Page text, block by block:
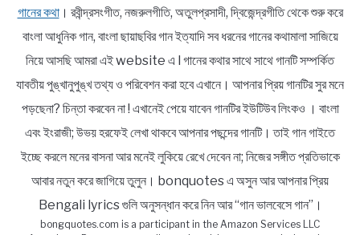
গানের কথা। রবীন্দ্রসংগীত, নজরুলগীতি, অতুলপ্রসাদী, দ্বিজেন্দ্রগীতি থেকে শুরু করে
বাংলা আধুনিক গান, বাংলা ছায়াছবির গান ইত্যাদি সব ধরনের গানের কথামালা সাজিয়ে
নিয়ে আসছি আমরা এই website এ l গানের কথার সাথে সাথে গানটি সম্পর্কিত
যাবতীয় পুঙ্খানুপুঙ্খ তথ্য ও পরিবেশন করা হবে এখানে। আপনার প্রিয় গানটির সুর মনে
পড়ছেনা? চিন্তা করবেন না ! এখানেই পেয়ে যাবেন গানটির ইউটিউব লিংকও । বাংলা
এবং ইংরাজী; উভয় হরফেই লেখা থাকবে আপনার পছন্দের গানটি। তাই গান গাইতে
ইচ্ছে করলে মনের বাসনা আর মনেই লুকিয়ে রেখে দেবেন না; নিজের সঙ্গীত প্রতিভাকে
আবার নতুন করে জাগিয়ে তুলুন। bonquotes এ অসুন আর আপনার প্রিয়
Bengali lyrics গুলি অনুসন্ধান করে নিন আর “গান ভালবেসে গান”।
bongquotes.com is a participant in the Amazon Services LLC